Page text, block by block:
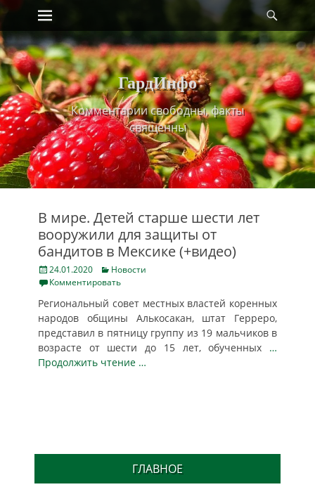
Skip
content
Primary Menu
ГардИнфо
Комментарии свободны, факты
священны
В мире. Детей старше шести лет
вооружили для защиты от
бандитов в Мексике (+видео)
Posted
on
24.01.2020 Categories
Новости
Комментировать
Региональный совет местных властей коренных
народов общины Алькосакан, штат Герреро,
представил в пятницу группу из 19 мальчиков в
возрасте от шести до 15 лет, обученных …
Продолжить чтение …
ГЛАВНОЕ